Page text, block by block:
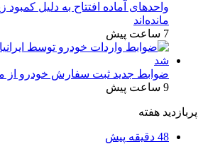
واحدهای آماده افتتاح به دلیل
مانده‌اند
7 ساعت پیش
ضوابط جدید ثبت سفارش خودرو از
9 ساعت پیش
پربازدید هفته
48 دقیقه پیش